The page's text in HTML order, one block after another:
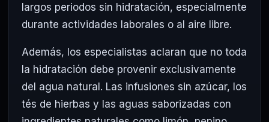
largos periodos sin hidratación, especialmente
durante actividades laborales o al aire libre.
Además, los especialistas aclaran que no toda
la hidratación debe provenir exclusivamente
del agua natural. Las infusiones sin azúcar, los
tés de hierbas y las aguas saborizadas con